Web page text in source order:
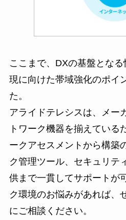
ここまで、DXの基盤とな
現に向けた帯域強化のポイ
た。
アライドテレシスは、メー
トワーク機器を揃えている
ークアセスメントから構築
ク管理ツール、セキュリテ
供まで一貫してサポートが
ク環境のお悩みがあれば、
にご相談ください。